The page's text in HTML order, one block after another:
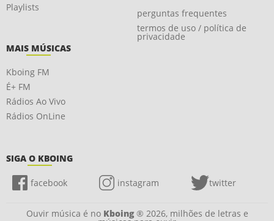
Playlists
perguntas frequentes
termos de uso / política de
privacidade
MAIS MÚSICAS
Kboing FM
É+ FM
Rádios Ao Vivo
Rádios OnLine
SIGA O KBOING
facebook instagram twitter
Ouvir música é no Kboing® 2026, milhões de letras e